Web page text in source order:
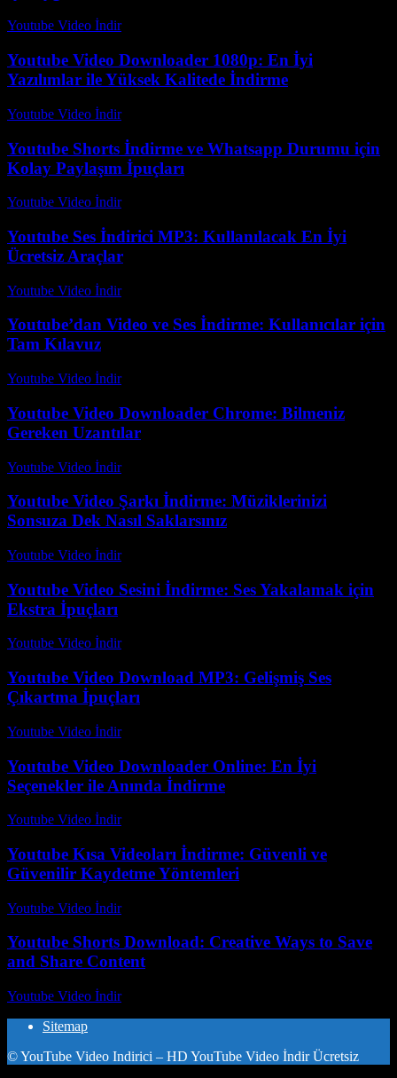
Youtube Video İndir-
Youtube Video Downloader 1080p: En İyi
Yazılımlar ile Yüksek Kalitede İndirme
Youtube Video İndir-
Youtube Shorts İndirme ve Whatsapp Durumu için
Kolay Paylaşım İpuçları
Youtube Video İndir-
Youtube Ses İndirici MP3: Kullanılacak En İyi
Ücretsiz Araçlar
Youtube Video İndir-
Youtube’dan Video ve Ses İndirme: Kullanıcılar için
Tam Kılavuz
Youtube Video İndir-
Youtube Video Downloader Chrome: Bilmeniz
Gereken Uzantılar
Youtube Video İndir-
Youtube Video Şarkı İndirme: Müziklerinizi
Sonsuza Dek Nasıl Saklarsınız
Youtube Video İndir-
Youtube Video Sesini İndirme: Ses Yakalamak için
Ekstra İpuçları
Youtube Video İndir-
Youtube Video Download MP3: Gelişmiş Ses
Çıkartma İpuçları
Youtube Video İndir-
Youtube Video Downloader Online: En İyi
Seçenekler ile Anında İndirme
Youtube Video İndir-
Youtube Kısa Videoları İndirme: Güvenli ve
Güvenilir Kaydetme Yöntemleri
Youtube Video İndir-
Youtube Shorts Download: Creative Ways to Save
and Share Content
Youtube Video İndir-
Sitemap
© YouTube Video Indirici – HD YouTube Video İndir Ücretsiz